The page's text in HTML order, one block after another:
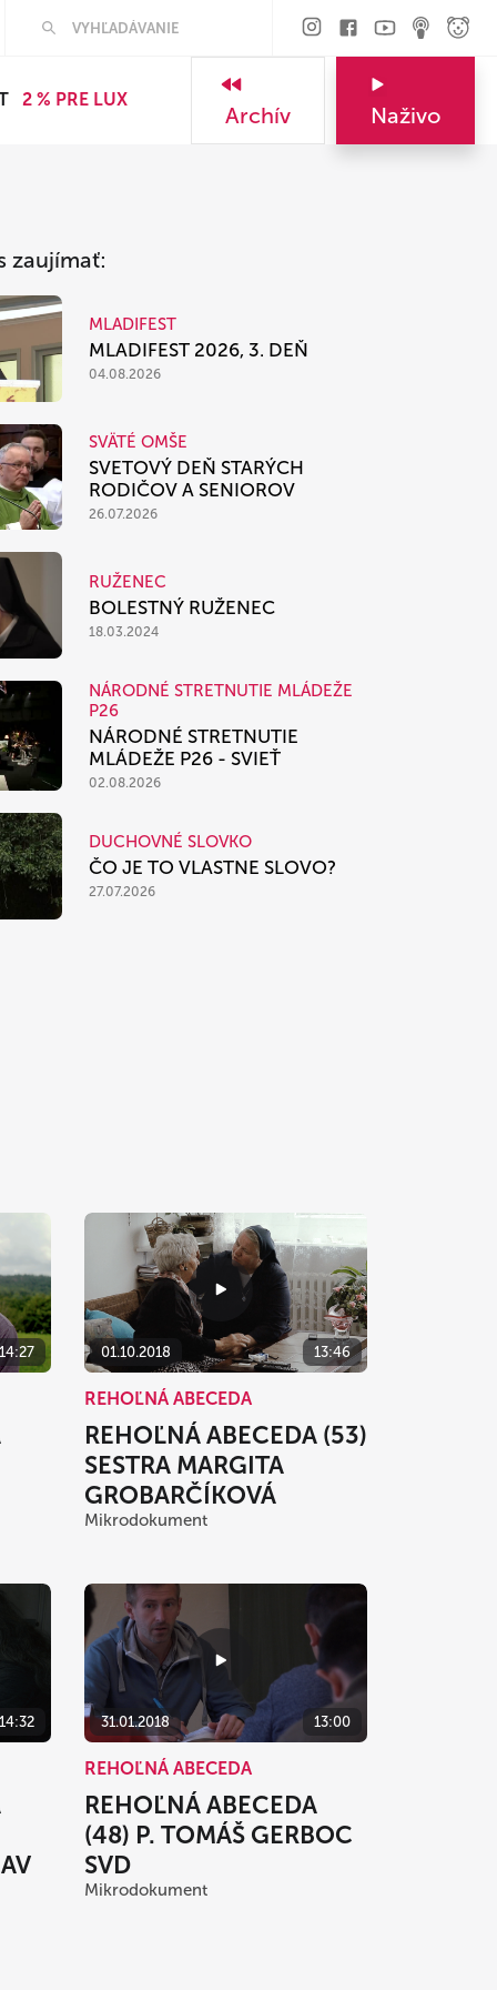
2 % PRE LUX
Archív Naživo
zaujímať:
MLADIFEST
MLADIFEST 2026, 3. DEŇ
04.08.2026
SVÄTÉ OMŠE
SVETOVÝ DEŇ STARÝCH
RODIČOV A SENIOROV
26.07.2026
RUŽENEC
BOLESTNÝ RUŽENEC
18.03.2024
NÁRODNÉ STRETNUTIE MLÁDEŽE
P26
NÁRODNÉ STRETNUTIE
MLÁDEŽE P26 - SVIEŤ
02.08.2026
DUCHOVNÉ SLOVKO
ČO JE TO VLASTNE SLOVO?
27.07.2026
14:27 01.10.2018 13:46
REHOĽNÁ ABECEDA
REHOĽNÁ ABECEDA (53)
SESTRA MARGITA
GROBARČÍKOVÁ
Mikrodokument
14:32 31.01.2018 13:00
REHOĽNÁ ABECEDA
REHOĽNÁ ABECEDA
(48) P. TOMÁŠ GERBOC
SVD
Mikrodokument